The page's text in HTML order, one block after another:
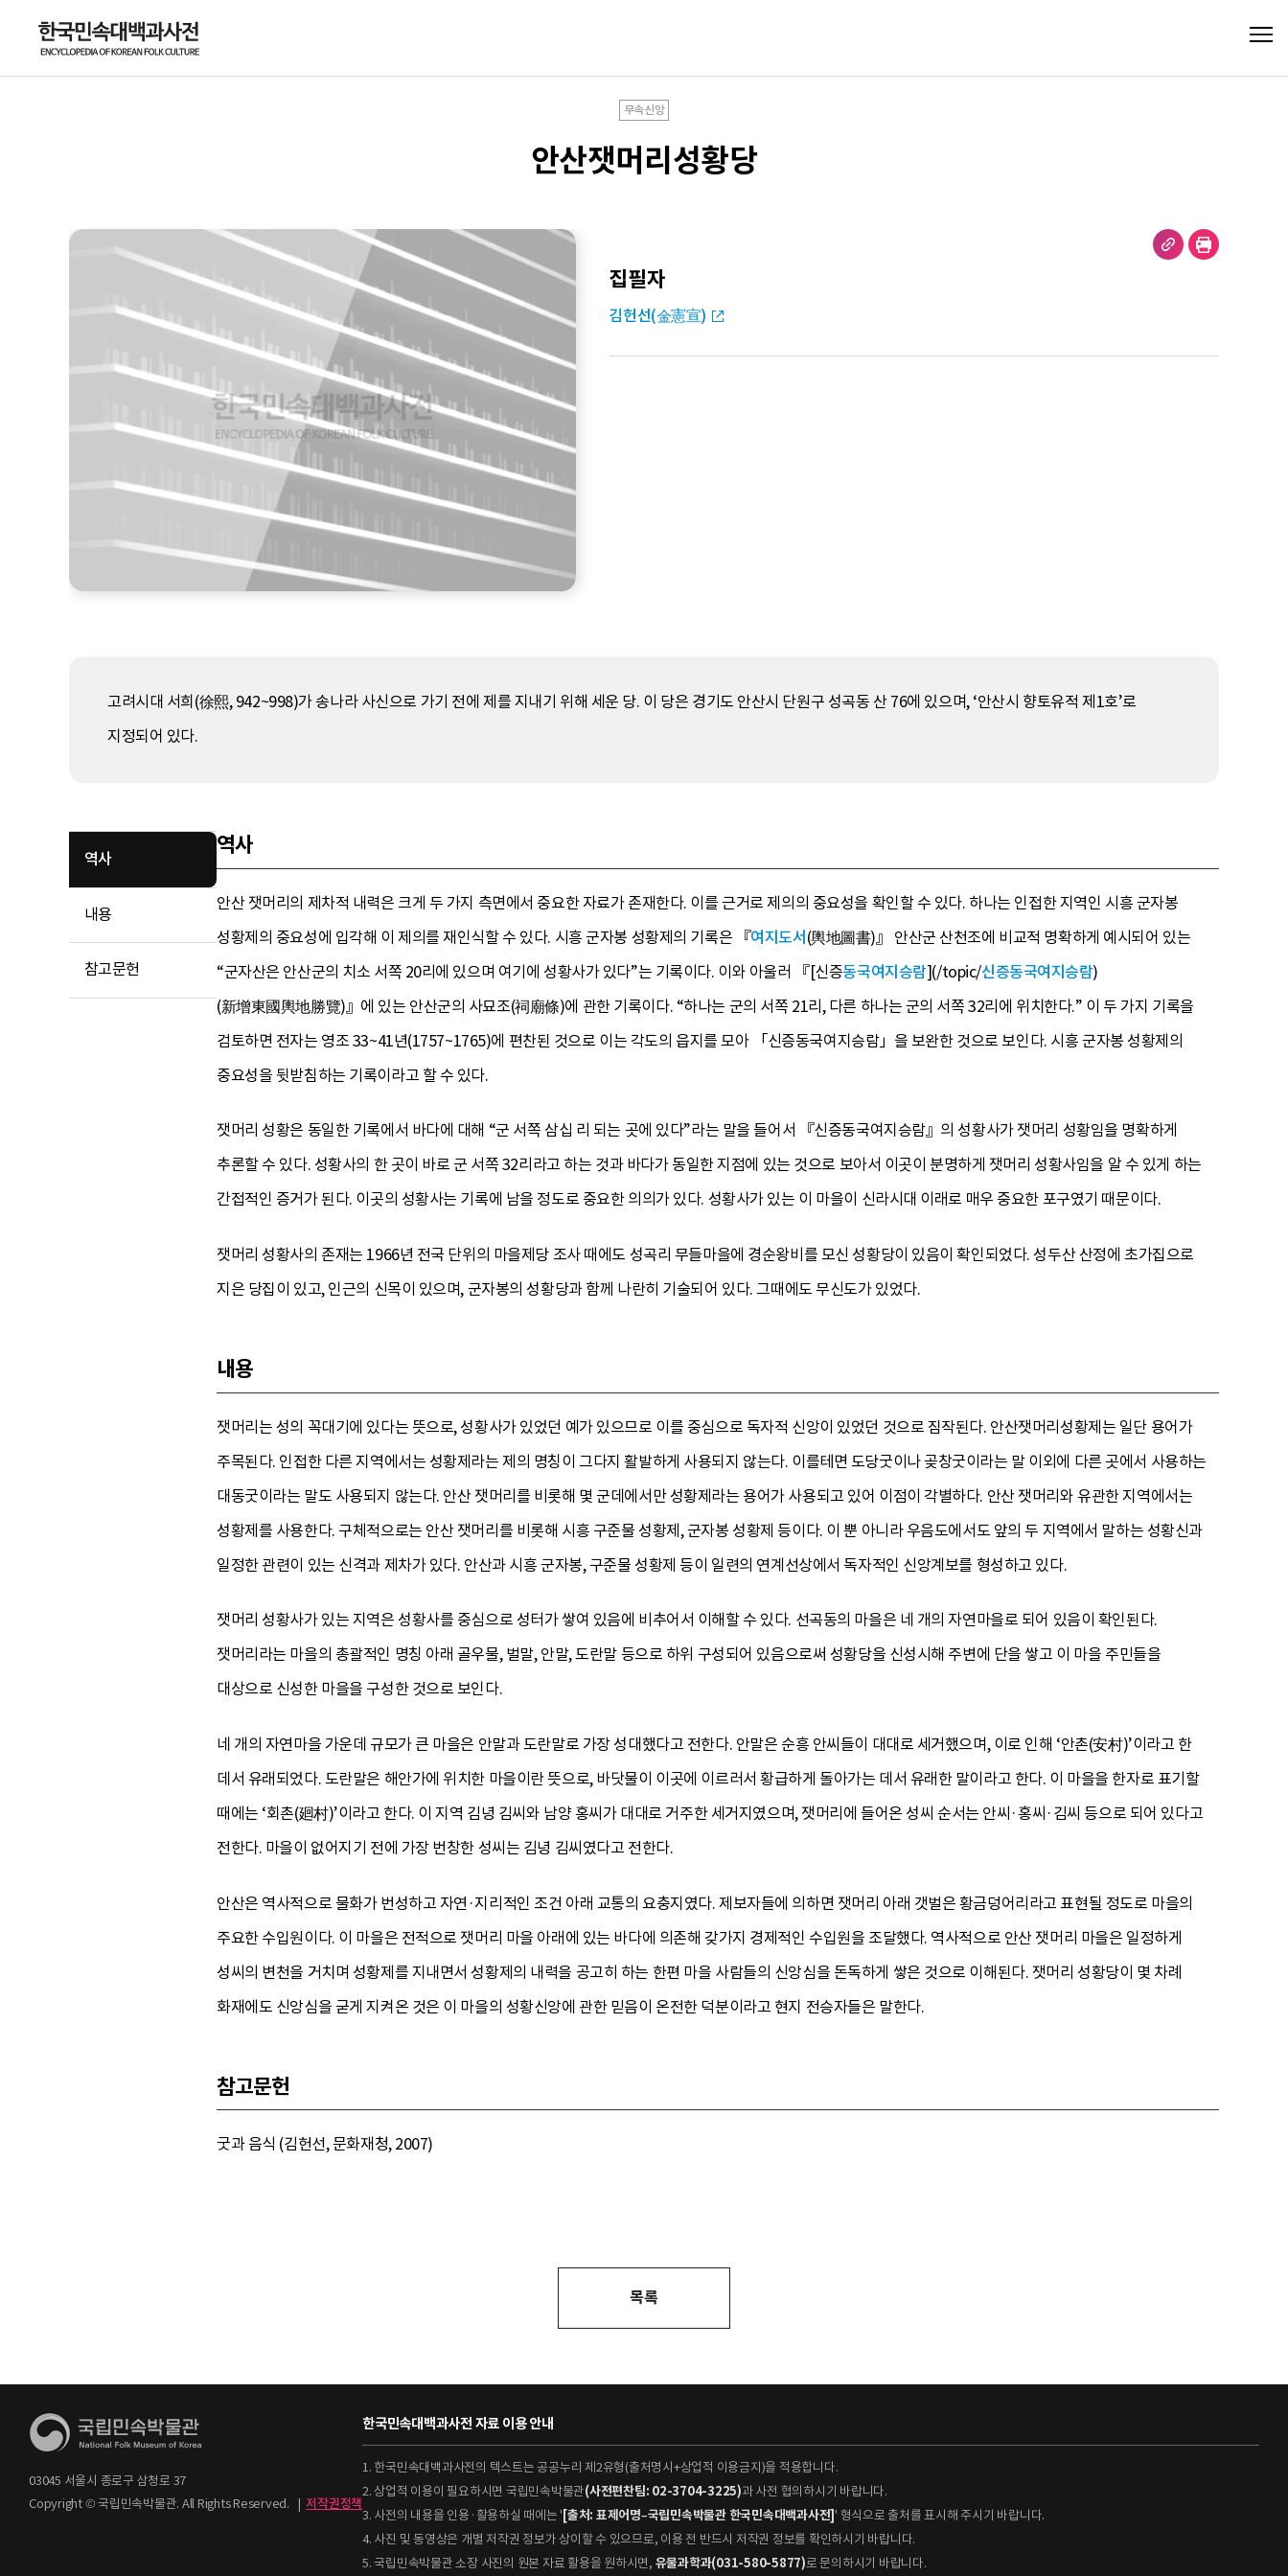
무속신앙
안산잿머리성황당
집필자
김헌선(金憲宣)
고려시대 서희(徐熙, 942~998)가 송나라 사신으로 가기 전에 제를 지내기 위해 세운 당. 이 당은 경기도 안산시 단원구 성곡동 산 76에 있으며, ‘안산시 향토유적 제1호’로
지정되어 있다.
역사
내용
참고문헌
역사
안산 잿머리의 제차적 내력은 크게 두 가지 측면에서 중요한 자료가 존재한다. 이를 근거로 제의의 중요성을 확인할 수 있다. 하나는 인접한 지역인 시흥 군자봉
성황제의 중요성에 입각해 이 제의를 재인식할 수 있다. 시흥 군자봉 성황제의 기록은 『여지도서(輿地圖書)』 안산군 산천조에 비교적 명확하게 예시되어 있는
“군자산은 안산군의 치소 서쪽 20리에 있으며 여기에 성황사가 있다”는 기록이다. 이와 아울러 『[신증동국여지승람](/topic/신증동국여지승람)
(新增東國輿地勝覽)』에 있는 안산군의 사묘조(祠廟條)에 관한 기록이다. “하나는 군의 서쪽 21리, 다른 하나는 군의 서쪽 32리에 위치한다.” 이 두 가지 기록을
검토하면 전자는 영조 33~41년(1757~1765)에 편찬된 것으로 이는 각도의 읍지를 모아 「신증동국여지승람」을 보완한 것으로 보인다. 시흥 군자봉 성황제의
중요성을 뒷받침하는 기록이라고 할 수 있다.
잿머리 성황은 동일한 기록에서 바다에 대해 “군 서쪽 삼십 리 되는 곳에 있다”라는 말을 들어서 『신증동국여지승람』의 성황사가 잿머리 성황임을 명확하게
추론할 수 있다. 성황사의 한 곳이 바로 군 서쪽 32리라고 하는 것과 바다가 동일한 지점에 있는 것으로 보아서 이곳이 분명하게 잿머리 성황사임을 알 수 있게 하는
간접적인 증거가 된다. 이곳의 성황사는 기록에 남을 정도로 중요한 의의가 있다. 성황사가 있는 이 마을이 신라시대 이래로 매우 중요한 포구였기 때문이다.
잿머리 성황사의 존재는 1966년 전국 단위의 마을제당 조사 때에도 성곡리 무들마을에 경순왕비를 모신 성황당이 있음이 확인되었다. 성두산 산정에 초가집으로
지은 당집이 있고, 인근의 신목이 있으며, 군자봉의 성황당과 함께 나란히 기술되어 있다. 그때에도 무신도가 있었다.
내용
잿머리는 성의 꼭대기에 있다는 뜻으로, 성황사가 있었던 예가 있으므로 이를 중심으로 독자적 신앙이 있었던 것으로 짐작된다. 안산잿머리성황제는 일단 용어가
주목된다. 인접한 다른 지역에서는 성황제라는 제의 명칭이 그다지 활발하게 사용되지 않는다. 이를테면 도당굿이나 곶창굿이라는 말 이외에 다른 곳에서 사용하는
대동굿이라는 말도 사용되지 않는다. 안산 잿머리를 비롯해 몇 군데에서만 성황제라는 용어가 사용되고 있어 이점이 각별하다. 안산 잿머리와 유관한 지역에서는
성황제를 사용한다. 구체적으로는 안산 잿머리를 비롯해 시흥 구준물 성황제, 군자봉 성황제 등이다. 이 뿐 아니라 우음도에서도 앞의 두 지역에서 말하는 성황신과
일정한 관련이 있는 신격과 제차가 있다. 안산과 시흥 군자봉, 구준물 성황제 등이 일련의 연계선상에서 독자적인 신앙계보를 형성하고 있다.
잿머리 성황사가 있는 지역은 성황사를 중심으로 성터가 쌓여 있음에 비추어서 이해할 수 있다. 선곡동의 마을은 네 개의 자연마을로 되어 있음이 확인된다.
잿머리라는 마을의 총괄적인 명칭 아래 골우물, 벌말, 안말, 도란말 등으로 하위 구성되어 있음으로써 성황당을 신성시해 주변에 단을 쌓고 이 마을 주민들을
대상으로 신성한 마을을 구성한 것으로 보인다.
네 개의 자연마을 가운데 규모가 큰 마을은 안말과 도란말로 가장 성대했다고 전한다. 안말은 순흥 안씨들이 대대로 세거했으며, 이로 인해 ‘안촌(安村)’이라고 한
데서 유래되었다. 도란말은 해안가에 위치한 마을이란 뜻으로, 바닷물이 이곳에 이르러서 황급하게 돌아가는 데서 유래한 말이라고 한다. 이 마을을 한자로 표기할
때에는 ‘회촌(廻村)’이라고 한다. 이 지역 김녕 김씨와 남양 홍씨가 대대로 거주한 세거지였으며, 잿머리에 들어온 성씨 순서는 안씨·홍씨·김씨 등으로 되어 있다고
전한다. 마을이 없어지기 전에 가장 번창한 성씨는 김녕 김씨였다고 전한다.
안산은 역사적으로 물화가 번성하고 자연·지리적인 조건 아래 교통의 요충지였다. 제보자들에 의하면 잿머리 아래 갯벌은 황금덩어리라고 표현될 정도로 마을의
주요한 수입원이다. 이 마을은 전적으로 잿머리 마을 아래에 있는 바다에 의존해 갖가지 경제적인 수입원을 조달했다. 역사적으로 안산 잿머리 마을은 일정하게
성씨의 변천을 거치며 성황제를 지내면서 성황제의 내력을 공고히 하는 한편 마을 사람들의 신앙심을 돈독하게 쌓은 것으로 이해된다. 잿머리 성황당이 몇 차례
화재에도 신앙심을 굳게 지켜온 것은 이 마을의 성황신앙에 관한 믿음이 온전한 덕분이라고 현지 전승자들은 말한다.
참고문헌
굿과 음식 (김헌선, 문화재청, 2007)
목록
03045 서울시 종로구 삼청로 37
Copyright © 국립민속박물관. All Rights Reserved.
| 저작권정책
한국민속대백과사전 자료 이용 안내
1. 한국민속대백과사전의 텍스트는 공공누리 제2유형(출처명시+상업적 이용금지)을 적용합니다.
2. 상업적 이용이 필요하시면 국립민속박물관(사전편찬팀: 02-3704-3225)과 사전 협의하시기 바랍니다.
3. 사전의 내용을 인용·활용하실 때에는 ' [출처: 표제어명–국립민속박물관 한국민속대백과사전] ' 형식으로 출처를 표시해 주시기 바랍니다.
4. 사진 및 동영상은 개별 저작권 정보가 상이할 수 있으므로, 이용 전 반드시 저작권 정보를 확인하시기 바랍니다.
5. 국립민속박물관 소장 사진의 원본 자료 활용을 원하시면, 유물과학과(031-580-5877)로 문의하시기 바랍니다.